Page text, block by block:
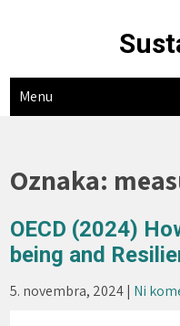
Menu
Oznaka:
OECD (2024)
being and
5. novembra, 2024| Ni